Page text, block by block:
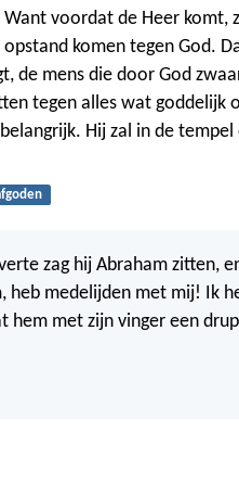
voordat de Heer komt,
komen tegen God.
de mens die door God
tegen alles wat goddelijk
Hij zal in de
zag hij Abraham zitten,
heb medelijden met mij! Ik
hem met zijn vinger een